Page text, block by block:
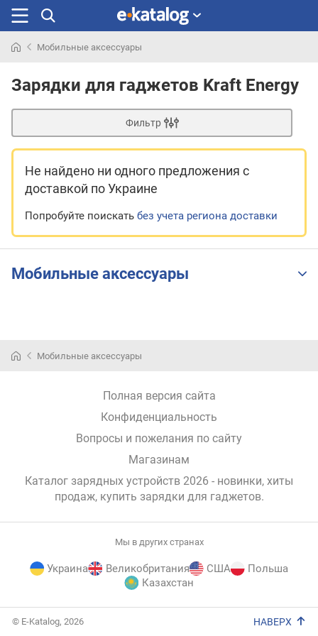
раньше
Мобильные аксессуары
Зарядки для гаджетов Kraft Energy
Фильтр
Не найдено ни одного предложения с
доставкой по Украине
Попробуйте поискать без учета региона доставки
Мобильные аксессуары
Мобильные аксессуары
Полная версия сайта
Конфиденциальность
Вопросы и пожелания по сайту
Магазинам
Каталог зарядных устройств 2026 - новинки, хиты
продаж, купить зарядки для гаджетов.
Мы в других странах
Украина Великобритания США
Польша
Казахстан
© E-Katalog, 2026 НАВЕРХ